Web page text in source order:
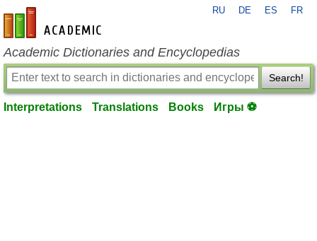
en-academic.com
RU DE ES FR
Academic Dictionaries and Encyclopedias
Search!
Interpretations Translations Books Игры ⚽